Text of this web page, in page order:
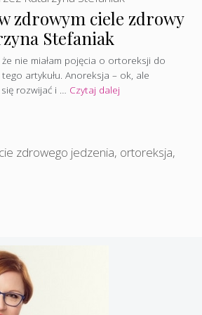
zdrowym ciele zdrowy
Stefaniak
nie miałam pojęcia o ortoreksji do
artykułu. Anoreksja – ok, ale
rozwijać i … Czytaj dalej
zdrowego jedzenia, ortoreksja,